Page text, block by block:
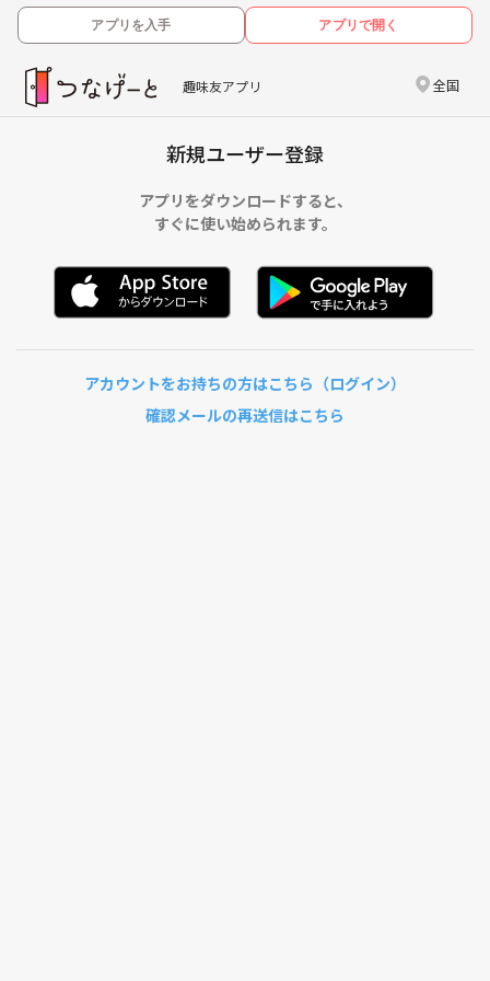
アプリを入手 アプリで開く
趣味友アプリ 全国
新規ユーザー登録
アプリをダウンロードすると、
すぐに使い始められます。
アカウントをお持ちの方はこちら（ログイン）
確認メールの再送信はこちら